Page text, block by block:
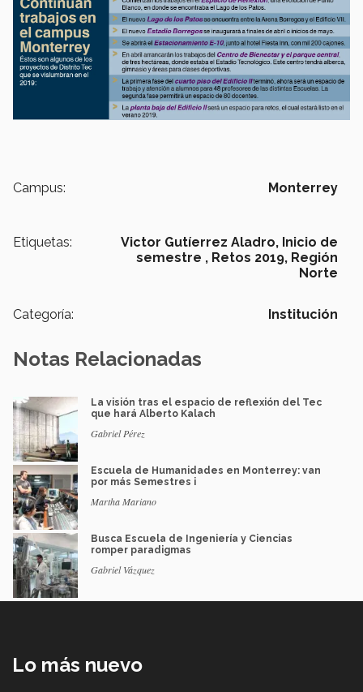
Campus: Monterrey
Etiquetas: Victor Gutíerrez Aladro, Inicio de
semestre , Retos 2019, Región
Norte
Categoría: Institución
Notas Relacionadas
La visión tras el espacio de reflexión del Tec
que hará Alberto Kalach
Gabriel Pérez
Escuela de Humanidades en Monterrey: van
por más Semestres i
Martha Mariano
Busca Escuela de Ingeniería y Ciencias
romper paradigmas
Gabriel Vázquez
Lo más nuevo